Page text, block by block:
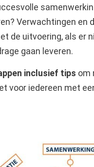
Verwachtingen en
de uitvoering, als er
gaan leveren.
inclusief tips om
voor iedereen met